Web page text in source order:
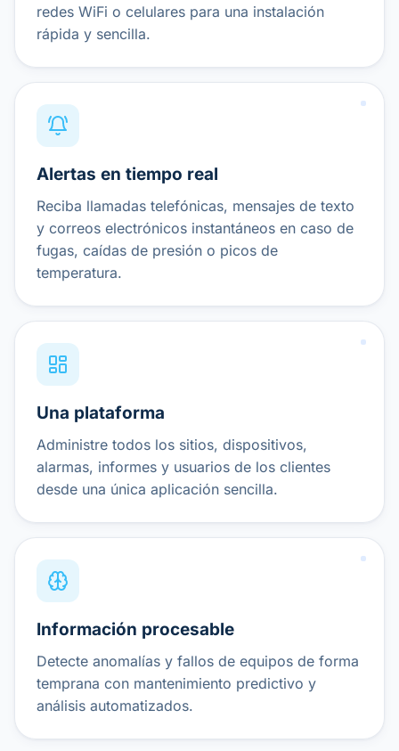
redes WiFi o celulares para una instalación
rápida y sencilla.
Alertas en tiempo real
Reciba llamadas telefónicas, mensajes de texto
y correos electrónicos instantáneos en caso de
fugas, caídas de presión o picos de
temperatura.
Una plataforma
Administre todos los sitios, dispositivos,
alarmas, informes y usuarios de los clientes
desde una única aplicación sencilla.
Información procesable
Detecte anomalías y fallos de equipos de forma
temprana con mantenimiento predictivo y
análisis automatizados.